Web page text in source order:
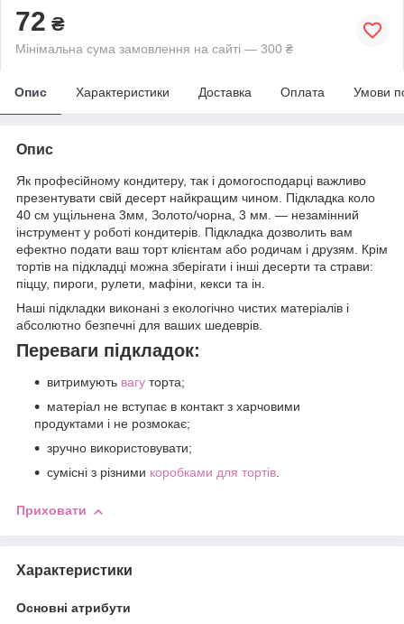
72 ₴
Мінімальна сума замовлення на сайті — 300 ₴
Опис Характеристики Доставка Оплата Умови
Опис
Як професійному кондитеру, так і домогосподарці важливо
презентувати свій десерт найкращим чином. Підкладка коло
40 см ущільнена 3мм, Золото/чорна, 3 мм. — незамінний
інструмент у роботі кондитерів. Підкладка дозволить вам
ефектно подати ваш торт клієнтам або родичам і друзям. Крім
тортів на підкладці можна зберігати і інші десерти та страви:
піццу, пироги, рулети, мафіни, кекси та ін.
Наші підкладки виконані з екологічно чистих матеріалів і
абсолютно безпечні для ваших шедеврів.
Переваги підкладок:
витримують вагу торта;
матеріал не вступає в контакт з харчовими
продуктами і не розмокає;
зручно використовувати;
сумісні з різними коробками для тортів.
Приховати
Характеристики
Основні атрибути